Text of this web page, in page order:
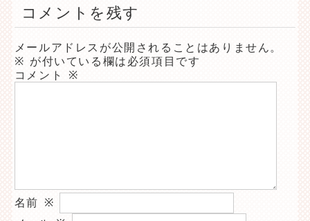
コメントを残す
メールアドレスが公開されることはありません。
※ が付いている欄は必須項目です
コメント ※
名前 ※